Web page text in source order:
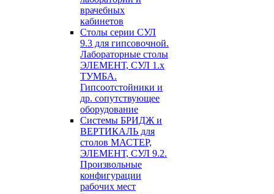
врачебных
кабинетов
Столы серии СУЛ
9.3 для гипсовочной.
Лабораторные столы
ЭЛЕМЕНТ, СУЛ 1.х
ТУМБА.
Гипсоотстойники и
др. сопутствующее
оборудование
Системы БРИДЖ и
ВЕРТИКАЛЬ для
столов МАСТЕР,
ЭЛЕМЕНТ, СУЛ 9.2.
Произвольные
конфигурации
рабочих мест